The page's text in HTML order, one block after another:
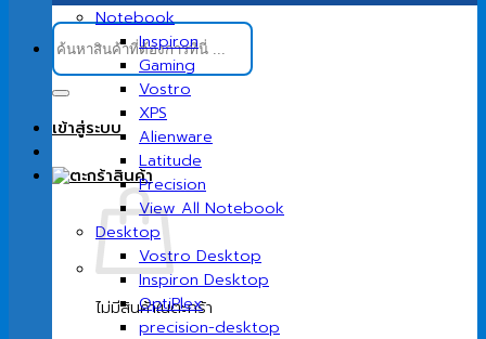
ค้นหา:
เข้าสู่ระบบ
ไม่มีสินค้าในตะกร้า
Notebook
Inspiron
Gaming
Vostro
XPS
Alienware
Latitude
Precision
View All Notebook
Desktop
Vostro Desktop
Inspiron Desktop
OptiPlex
precision-desktop